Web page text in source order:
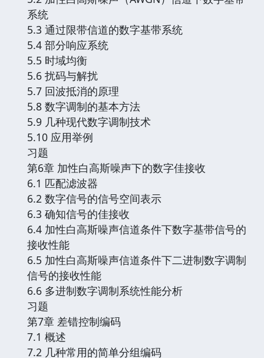
系统
5.3 通过限带信道的数字基带系统
5.4 部分响应系统
5.5 时域均衡
5.6 扰码与解扰
5.7 回波抵消的原理
5.8 数字调制的基本方法
5.9 几种现代数字调制技术
5.10 应用举例
习题
第6章 加性白高斯噪声下的数字佳接收
6.1 匹配滤波器
6.2 数字信号的信号空间表示
6.3 确知信号的佳接收
6.4 加性白高斯噪声信道条件下数字基带信号的
接收性能
6.5 加性白高斯噪声信道条件下二进制数字调制
信号的接收性能
6.6 多进制数字调制系统性能分析
习题
第7章 差错控制编码
7.1 概述
7.2 几种常用的简单分组编码